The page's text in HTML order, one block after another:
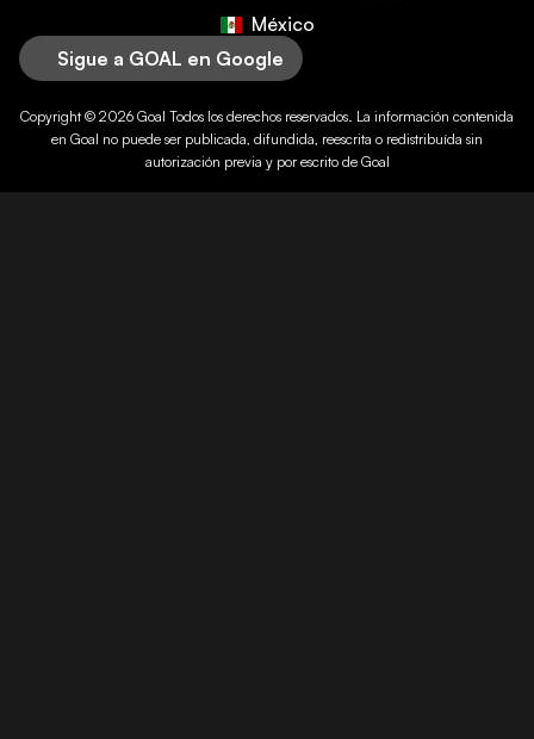
México
Sigue a GOAL en Google
Copyright © 2026 Goal Todos los derechos reservados. La información contenida
en Goal no puede ser publicada, difundida, reescrita o redistribuída sin
autorización previa y por escrito de Goal